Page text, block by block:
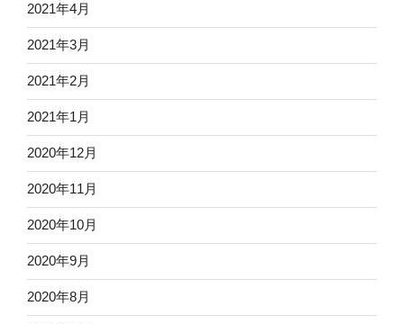
2021年4月
2021年3月
2021年2月
2021年1月
2020年12月
2020年11月
2020年10月
2020年9月
2020年8月